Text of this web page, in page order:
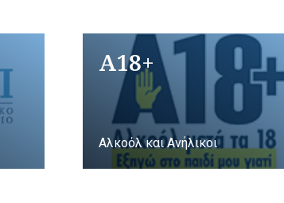
A18+
Αλκοόλ και Ανήλικοι